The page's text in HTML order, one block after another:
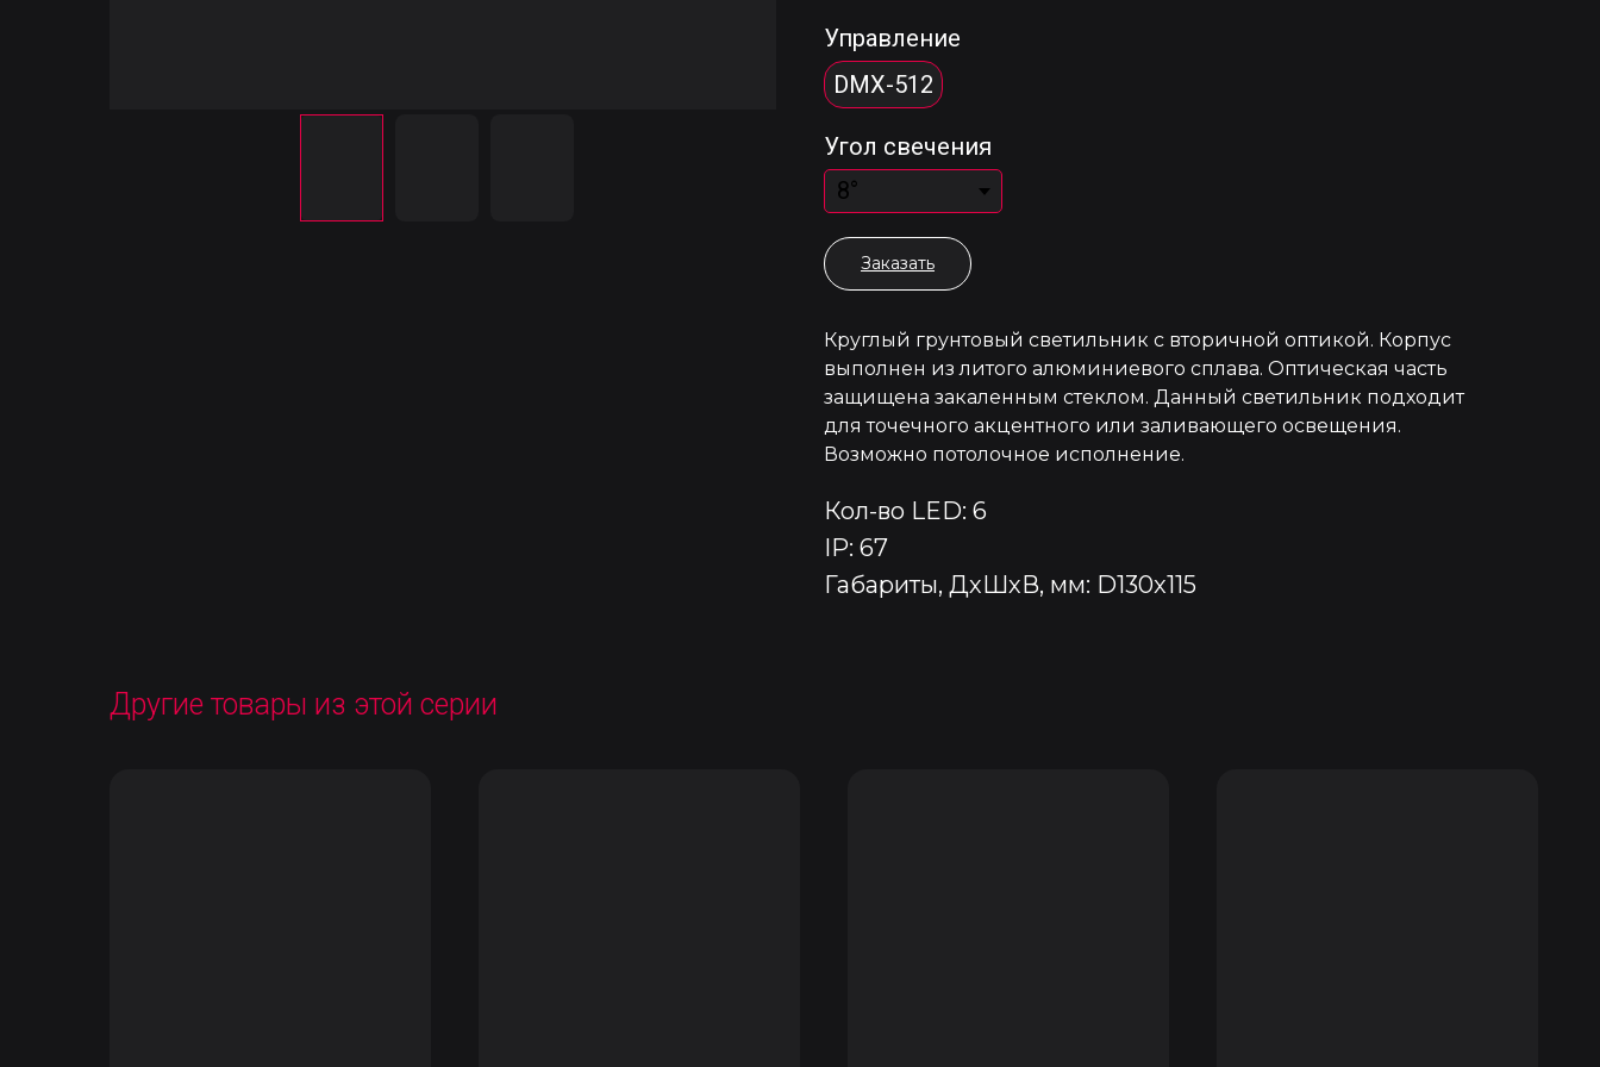
Управление
DMX-512
Угол свечения
Заказать
Круглый грунтовый светильник с вторичной оптикой. Корпус
выполнен из литого алюминиевого сплава. Оптическая часть
защищена закаленным стеклом. Данный светильник подходит
для точечного акцентного или заливающего освещения.
Возможно потолочное исполнение.
Кол-во LED: 6
IP: 67
Габариты, ДхШхВ, мм: D130x115
Другие товары из этой серии